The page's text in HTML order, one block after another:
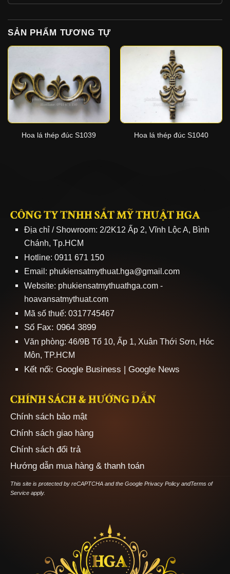
SẢN PHẨM TƯƠNG TỰ
Hoa lá thép đúc S1039 Hoa lá thép đúc S1040
CÔNG TY TNHH SẮT MỸ THUẬT HGA
Địa chỉ / Showroom: 2/2K12 Ấp 2, Vĩnh Lộc A, Bình
Chánh, Tp.HCM
Hotline: 0911 671 150
Email: phukiensatmythuat.hga@gmail.com
Website: phukiensatmythuathga.com-
hoavansatmythuat.com
Mã số thuế: 0317745467
Số Fax: 0964 3899
Văn phòng: 46/9B Tổ 10, Ấp 1, Xuân Thới Sơn, Hóc
Môn, TP.HCM
Kết nối: Google Business | Google News
CHÍNH SÁCH & HƯỚNG DẪN
Chính sách bảo mật
Chính sách giao hàng
Chính sách đổi trả
Hướng dẫn mua hàng & thanh toán
This site is protected by reCAPTCHA and the Google Privacy PolicyandTerms of
Serviceapply.